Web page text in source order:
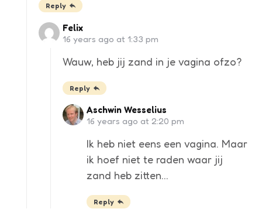
Reply
Felix
16 years ago at 1:33 pm
Wauw, heb jij zand in je vagina ofzo?
Reply
Aschwin Wesselius
16 years ago at 2:20 pm
Ik heb niet eens een vagina. Maar
ik hoef niet te raden waar jij
zand heb zitten…
Reply